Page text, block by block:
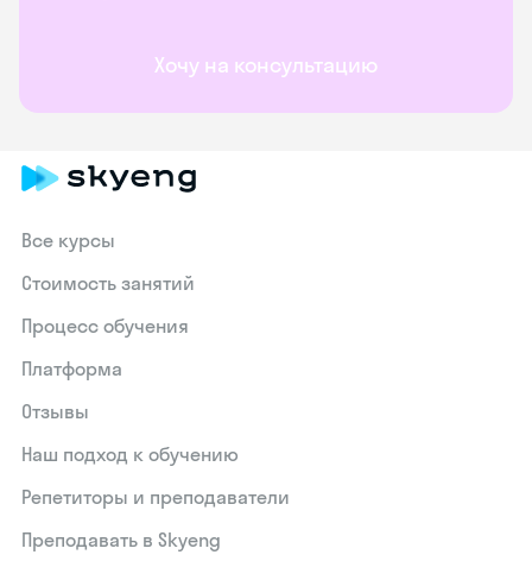
Хочу на консультацию
Все курсы
Стоимость занятий
Процесс обучения
Платформа
Отзывы
Наш подход к обучению
Репетиторы и преподаватели
Преподавать в Skyeng